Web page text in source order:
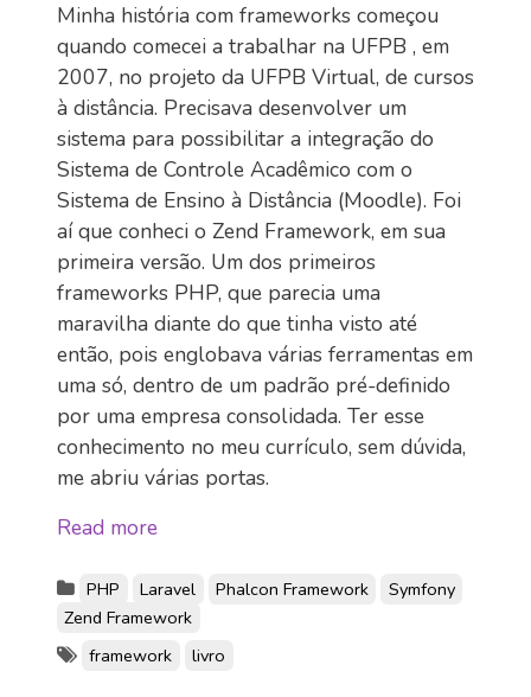
Minha história com frameworks começou
quando comecei a trabalhar na UFPB , em
2007, no projeto da UFPB Virtual, de cursos
à distância. Precisava desenvolver um
sistema para possibilitar a integração do
Sistema de Controle Acadêmico com o
Sistema de Ensino à Distância (Moodle). Foi
aí que conheci o Zend Framework, em sua
primeira versão. Um dos primeiros
frameworks PHP, que parecia uma
maravilha diante do que tinha visto até
então, pois englobava várias ferramentas em
uma só, dentro de um padrão pré-definido
por uma empresa consolidada. Ter esse
conhecimento no meu currículo, sem dúvida,
me abriu várias portas.
Read more
PHP Laravel Phalcon Framework
Symfony
Zend Framework
framework
livro